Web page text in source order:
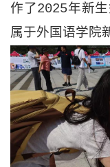
作了2025年新
属于外国语学院